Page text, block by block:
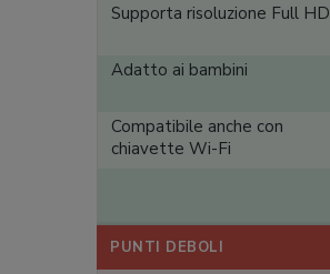
Supporta risoluzione Full HD
Adatto ai bambini
Compatibile anche con
chiavette Wi-Fi
PUNTI DEBOLI